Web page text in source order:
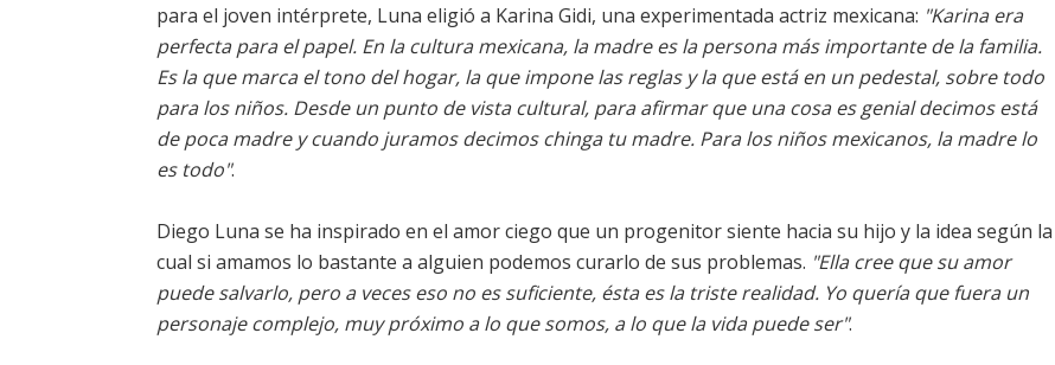
para el joven intérprete, Luna eligió a Karina Gidi, una experimentada actriz mexicana: "Karina era
perfecta para el papel. En la cultura mexicana, la madre es la persona más importante de la familia.
Es la que marca el tono del hogar, la que impone las reglas y la que está en un pedestal, sobre todo
para los niños. Desde un punto de vista cultural, para afirmar que una cosa es genial decimos está
de poca madre y cuando juramos decimos chinga tu madre. Para los niños mexicanos, la madre lo
es todo".
Diego Luna se ha inspirado en el amor ciego que un progenitor siente hacia su hijo y la idea según la
cual si amamos lo bastante a alguien podemos curarlo de sus problemas. "Ella cree que su amor
puede salvarlo, pero a veces eso no es suficiente, ésta es la triste realidad. Yo quería que fuera un
personaje complejo, muy próximo a lo que somos, a lo que la vida puede ser".